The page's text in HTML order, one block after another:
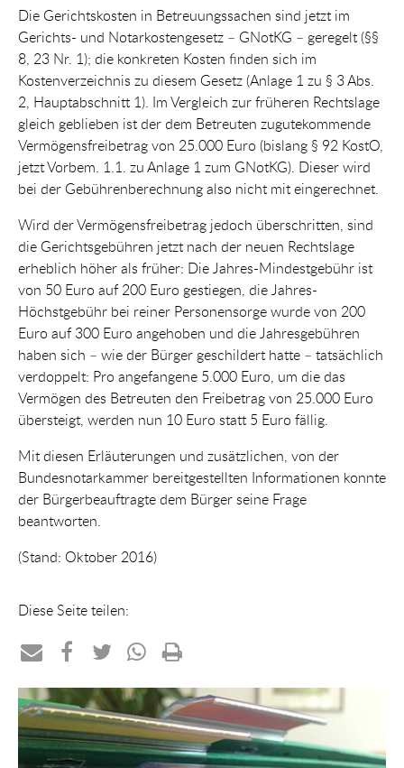
Die Gerichtskosten in Betreuungssachen sind jetzt im
Gerichts- und Notarkostengesetz – GNotKG – geregelt (§§
8, 23 Nr. 1); die konkreten Kosten finden sich im
Kostenverzeichnis zu diesem Gesetz (Anlage 1 zu § 3 Abs.
2, Hauptabschnitt 1). Im Vergleich zur früheren Rechtslage
gleich geblieben ist der dem Betreuten zugutekommende
Vermögensfreibetrag von 25.000 Euro (bislang § 92 KostO,
jetzt Vorbem. 1.1. zu Anlage 1 zum GNotKG). Dieser wird
bei der Gebührenberechnung also nicht mit eingerechnet.
Wird der Vermögensfreibetrag jedoch überschritten, sind
die Gerichtsgebühren jetzt nach der neuen Rechtslage
erheblich höher als früher: Die Jahres-Mindestgebühr ist
von 50 Euro auf 200 Euro gestiegen, die Jahres-
Höchstgebühr bei reiner Personensorge wurde von 200
Euro auf 300 Euro angehoben und die Jahresgebühren
haben sich – wie der Bürger geschildert hatte – tatsächlich
verdoppelt: Pro angefangene 5.000 Euro, um die das
Vermögen des Betreuten den Freibetrag von 25.000 Euro
übersteigt, werden nun 10 Euro statt 5 Euro fällig.
Mit diesen Erläuterungen und zusätzlichen, von der
Bundesnotarkammer bereitgestellten Informationen konnte
der Bürgerbeauftragte dem Bürger seine Frage
beantworten.
(Stand: Oktober 2016)
Diese Seite teilen:
per
E-
auf
Facebook
auf
Twitter
per
WhatsApp